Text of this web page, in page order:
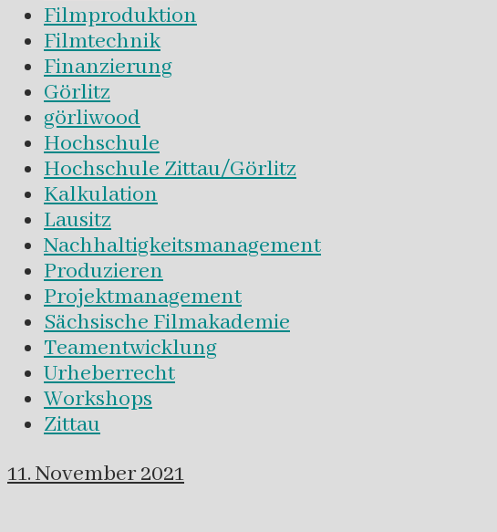
Filmproduktion
Filmtechnik
Finanzierung
Görlitz
görliwood
Hochschule
Hochschule Zittau/Görlitz
Kalkulation
Lausitz
Nachhaltigkeitsmanagement
Produzieren
Projektmanagement
Sächsische Filmakademie
Teamentwicklung
Urheberrecht
Workshops
Zittau
11. November 2021